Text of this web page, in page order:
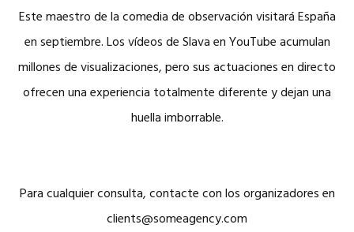
Este maestro de la comedia de observación visitará España
en septiembre. Los vídeos de Slava en YouTube acumulan
millones de visualizaciones, pero sus actuaciones en directo
ofrecen una experiencia totalmente diferente y dejan una
huella imborrable.
Para cualquier consulta, contacte con los organizadores en
clients@someagency.com